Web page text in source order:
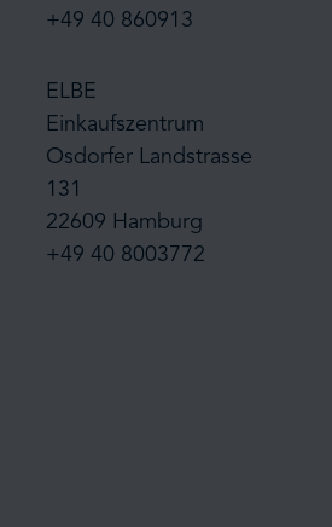
+49 40 860913
ELBE
Einkaufszentrum
Osdorfer Landstrasse
131
22609 Hamburg
+49 40 8003772